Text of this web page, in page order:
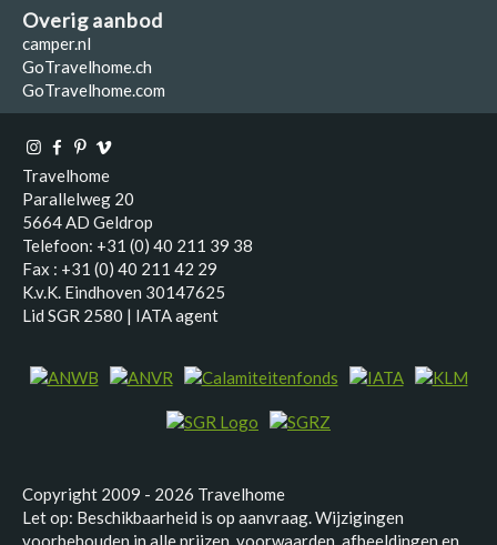
Overig aanbod
camper.nl
GoTravelhome.ch
GoTravelhome.com
Travelhome
Parallelweg 20
5664 AD Geldrop
Telefoon: +31 (0) 40 211 39 38
Fax : +31 (0) 40 211 42 29
K.v.K. Eindhoven 30147625
Lid SGR 2580 | IATA agent
Copyright 2009 - 2026 Travelhome
Let op: Beschikbaarheid is op aanvraag. Wijzigingen
voorbehouden in alle prijzen, voorwaarden, afbeeldingen en